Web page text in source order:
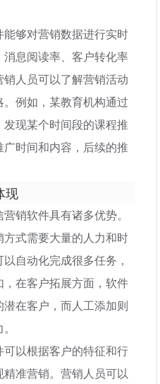
够对营销数据进行实时
息阅读率、客户转化率
人员可以了解营销活动
例如，某教育机构通过
现某个时间段的课程推
时间和内容，后续的推
现
销软件具有诸多优势。
式需要大量的人力和时
自动化完成很多任务，
在客户拓展方面，软件
在客户，而人工添加则
以根据客户的特征和行
准营销。营销人员可以